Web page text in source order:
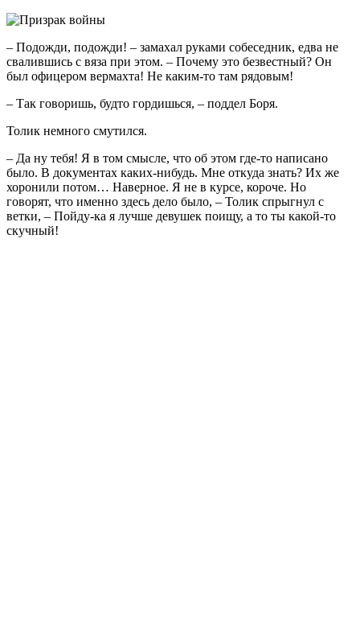
– Подожди, подожди! – замахал руками собеседник, едва не
свалившись с вяза при этом. – Почему это безвестный? Он
был офицером вермахта! Не каким-то там рядовым!
– Так говоришь, будто гордишься, – поддел Боря.
Толик немного смутился.
– Да ну тебя! Я в том смысле, что об этом где-то написано
было. В документах каких-нибудь. Мне откуда знать? Их же
хоронили потом… Наверное. Я не в курсе, короче. Но
говорят, что именно здесь дело было, – Толик спрыгнул с
ветки, – Пойду-ка я лучше девушек поищу, а то ты какой-то
скучный!